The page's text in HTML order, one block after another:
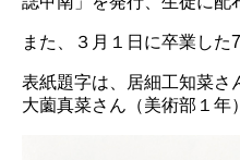
また、３月１日に卒業した
表紙題字は、居細工知菜さ
大薗真菜さん（美術部１年